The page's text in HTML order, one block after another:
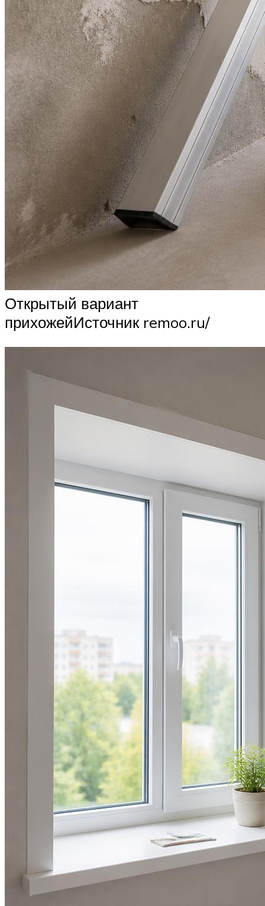
Открытый вариант
прихожейИсточник remoo.ru/